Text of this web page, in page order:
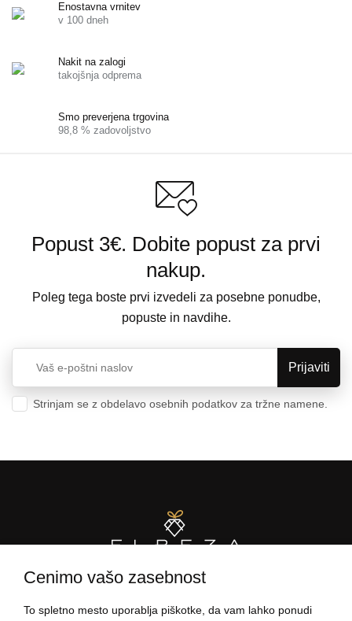
Enostavna vrnitev
v 100 dneh
Nakit na zalogi
takojšnja odprema
Smo preverjena trgovina
98,8 % zadovoljstvo
Popust 3€. Dobite popust za prvi
nakup.
Poleg tega boste prvi izvedeli za posebne ponudbe,
popuste in navdihe.
Strinjam se z obdelavo osebnih podatkov za tržne namene.
PODATKI O NAKUPU
Cenimo vašo zasebnost
To spletno mesto uporablja piškotke, da vam lahko ponudi